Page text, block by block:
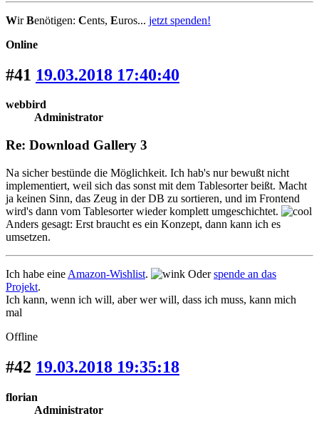
WirBenötigen: Cents, Euros... jetzt spenden!
Online
#41 19.03.2018 17:40:40
webbird
Administrator
Re: Download Gallery 3
Na sicher bestünde die Möglichkeit. Ich hab's nur bewußt nicht
implementiert, weil sich das sonst mit dem Tablesorter beißt. Macht
ja keinen Sinn, das Zeug in der DB zu sortieren, und im Frontend
wird's dann vom Tablesorter wieder komplett umgeschichtet.
Anders gesagt: Erst braucht es ein Konzept, dann kann ich es
umsetzen.
Ich habe eine Amazon-Wishlist. Oderspende an das
Projekt.
Ich kann, wenn ich will, aber wer will, dass ich muss, kann mich
mal
Offline
#42 19.03.2018 19:35:18
florian
Administrator